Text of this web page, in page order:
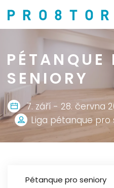
PÉTANQUE
SENIORY
7. září - 28. června
Liga pétanque pro
Pétanque pro seniory